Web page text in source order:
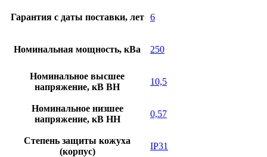
Гарантия с даты поставки, лет 6
Номинальная мощность, кВа 250
Номинальное высшее
напряжение, кВ ВН
10,5
Номинальное низшее
напряжение, кВ НН
0,57
Степень защиты кожуха
(корпус)
IP31